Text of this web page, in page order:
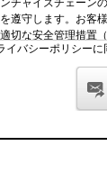
イバシーポリシーに